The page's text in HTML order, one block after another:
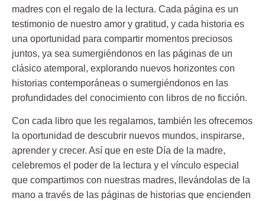
madres con el regalo de la lectura. Cada página es un
testimonio de nuestro amor y gratitud, y cada historia es
una oportunidad para compartir momentos preciosos
juntos, ya sea sumergiéndonos en las páginas de un
clásico atemporal, explorando nuevos horizontes con
historias contemporáneas o sumergiéndonos en las
profundidades del conocimiento con libros de no ficción.
Con cada libro que les regalamos, también les ofrecemos
la oportunidad de descubrir nuevos mundos, inspirarse,
aprender y crecer. Así que en este Día de la madre,
celebremos el poder de la lectura y el vínculo especial
que compartimos con nuestras madres, llevándolas de la
mano a través de las páginas de historias que encienden